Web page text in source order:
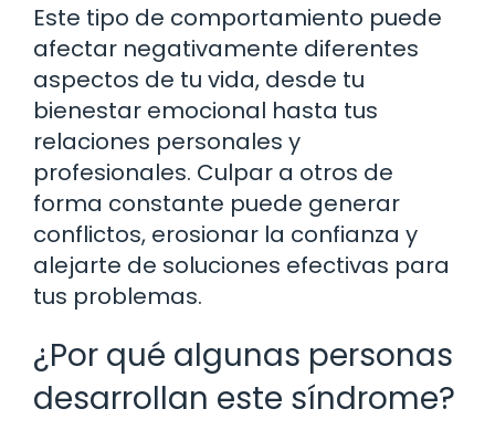
Este tipo de comportamiento puede
afectar negativamente diferentes
aspectos de tu vida, desde tu
bienestar emocional hasta tus
relaciones personales y
profesionales. Culpar a otros de
forma constante puede generar
conflictos, erosionar la confianza y
alejarte de soluciones efectivas para
tus problemas.
¿Por qué algunas personas
desarrollan este síndrome?